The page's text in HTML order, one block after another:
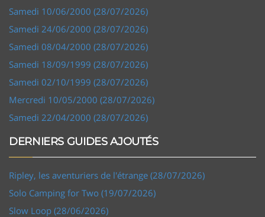
Samedi 10/06/2000 (28/07/2026)
Samedi 24/06/2000 (28/07/2026)
Samedi 08/04/2000 (28/07/2026)
Samedi 18/09/1999 (28/07/2026)
Samedi 02/10/1999 (28/07/2026)
Mercredi 10/05/2000 (28/07/2026)
Samedi 22/04/2000 (28/07/2026)
DERNIERS GUIDES AJOUTÉS
Ripley, les aventuriers de l'étrange (28/07/2026)
Solo Camping for Two (19/07/2026)
Slow Loop (28/06/2026)